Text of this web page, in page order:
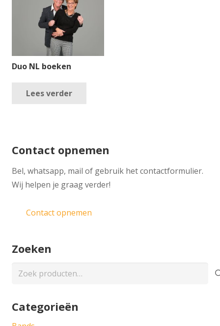
Duo NL boeken
Lees verder
Contact opnemen
​Bel, whatsapp, mail of gebruik het contactformulier.
Wij helpen je graag verder!
Contact opnemen
Zoeken
Zoeken
Categorieën